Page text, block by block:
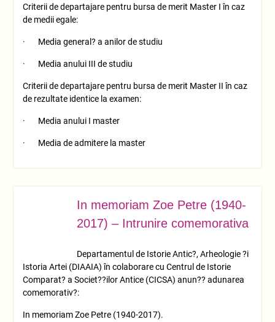
Criterii de departajare pentru bursa de merit Master I în caz
de medii egale:
· Media general? a anilor de studiu
· Media anului III de studiu
Criterii de departajare pentru bursa de merit Master II în caz
de rezultate identice la examen:
· Media anului I master
· Media de admitere la master
In memoriam Zoe Petre (1940-
2017) – Intrunire comemorativa
Departamentul de Istorie Antic?, Arheologie ?i
Istoria Artei (DIAAIA) în colaborare cu Centrul de Istorie
Comparat? a Societ??ilor Antice (CICSA) anun?? adunarea
comemorativ?:
In memoriam Zoe Petre (1940-2017).